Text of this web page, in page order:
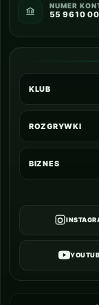
NUMER
55 9610
KLUB
ROZGRYWKI
BIZNES